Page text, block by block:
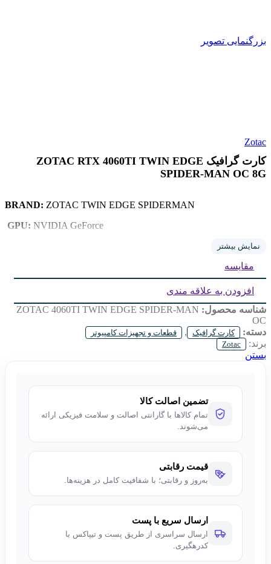
بزرگنمایی تصویر
Zotac
کارت گرافیک ZOTAC RTX 4060TI TWIN EDGE
SPIDER-MAN OC 8G
BRAND: ZOTAC TWIN EDGE SPIDERMAN
GPU: NVIDIA GeForce
نمایش بیشتر
مقایسه
افزودن به علاقه مندی
شناسه محصول: ZOTAC 4060TI TWIN EDGE SPIDER-MAN
OC
دسته:
کارت گرافیک , قطعات و تجهیزات کامپیوتر
برند: Zotac
بستن
تضمین اصالت کالا
تمام کالاها با گارانتی اصالت و سلامت فیزیکی ارائه
می‌شوند.
قیمت رقابتی
به‌روز و رقابتی؛ با شفافیت کامل در هزینه‌ها.
ارسال سریع با پست
ارسال سراسری از طریق پست و تیپاکس با
کدرهگیری.